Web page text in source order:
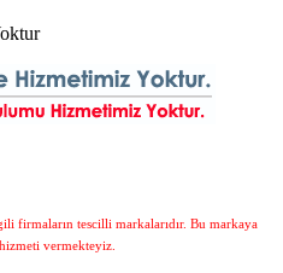
firmaların tescilli markalarıdır. Bu markaya
vermekteyiz.